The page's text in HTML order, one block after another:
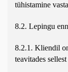
tühistamine
8.2. Lepingu
8.2.1. Kliendil
teavitades